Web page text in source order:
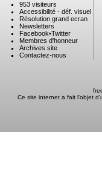
953 visiteurs
Accessibilité - déf. visuel
Résolution grand ecran
Newsletters
Facebook•Twitter
Membres d'honneur
Archives site
Contactez-nous
Ce site internet a fait l'objet